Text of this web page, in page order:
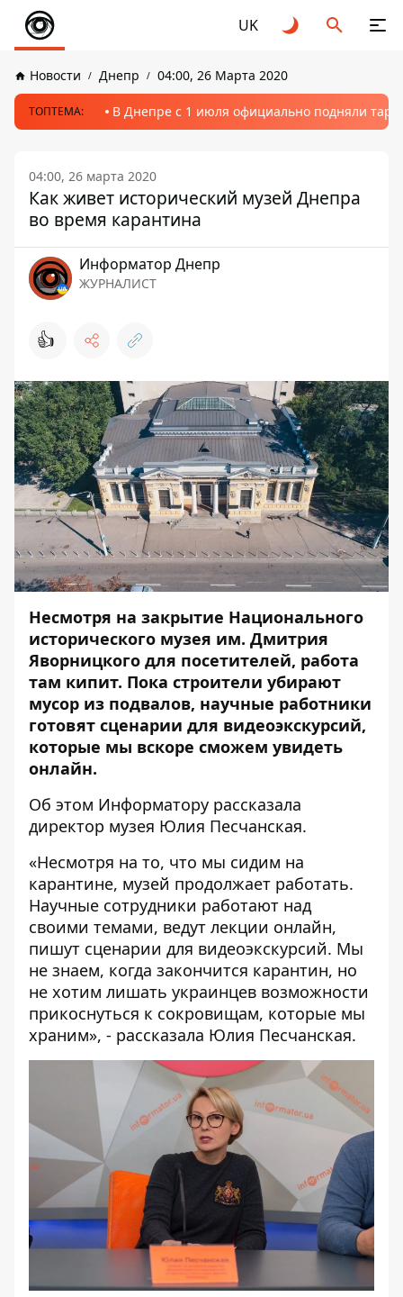
UK
Новости Днепр 04:00, 26 Марта 2020
ТОПТЕМА: В Днепре с 1 июля официально подняли
04:00, 26 марта 2020
Как живет исторический музей Днепра
во время карантина
Информатор Днепр
ЖУРНАЛИСТ
👍
Несмотря на закрытие Национального
исторического музея им. Дмитрия
Яворницкого для посетителей, работа
там кипит. Пока строители убирают
мусор из подвалов, научные работники
готовят сценарии для видеоэкскурсий,
которые мы вскоре сможем увидеть
онлайн.
Об этом Информатору рассказала
директор музея Юлия Песчанская.
«Несмотря на то, что мы сидим на
карантине, музей продолжает работать.
Научные сотрудники работают над
своими темами, ведут лекции онлайн,
пишут сценарии для видеоэкскурсий. Мы
не знаем, когда закончится карантин, но
не хотим лишать украинцев возможности
прикоснуться к сокровищам, которые мы
храним», - рассказала Юлия Песчанская.